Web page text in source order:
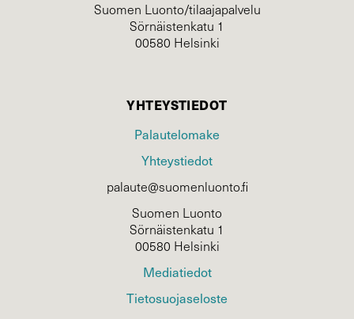
Suomen Luonto/tilaajapalvelu
Sörnäistenkatu 1
00580 Helsinki
YHTEYSTIEDOT
Palautelomake
Yhteystiedot
palaute@suomenluonto.fi
Suomen Luonto
Sörnäistenkatu 1
00580 Helsinki
Mediatiedot
Tietosuojaseloste